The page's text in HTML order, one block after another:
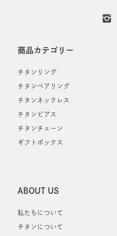
商品カテゴリー
チタンリング
チタンペアリング
チタンネックレス
チタンピアス
チタンチェーン
ギフトボックス
ABOUT US
私たちについて
チタンについて